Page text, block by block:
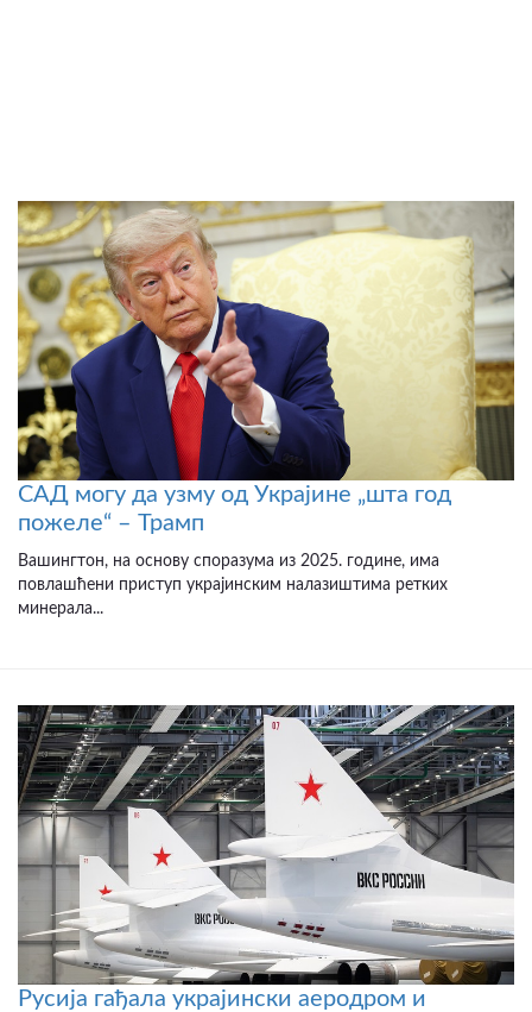
САД могу да узму од Украјине „шта год
пожеле“ – Трамп
Вашингтон, на основу споразума из 2025. године, има
повлашћени приступ украјинским налазиштима ретких
минерала...
Русија гађала украјински аеродром и